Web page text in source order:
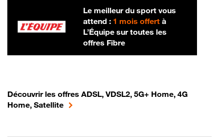
Le meilleur du sport vous
attend : 1 mois offertà
L’Équipe sur toutes les
offres Fibre
Découvrir les offres ADSL, VDSL2, 5G+ Home, 4G
Home, Satellite